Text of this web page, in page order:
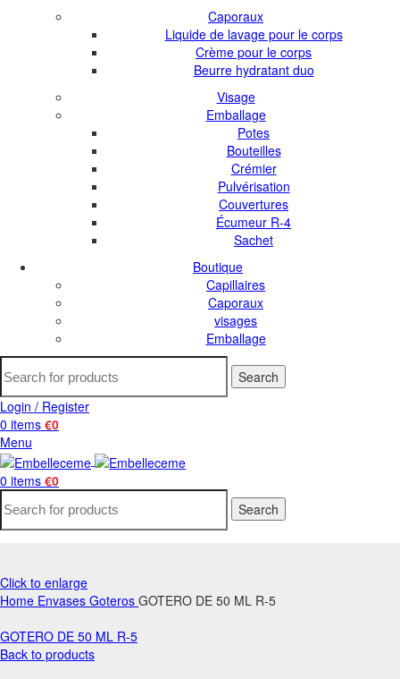
Caporaux
Liquide de lavage pour le corps
Crème pour le corps
Beurre hydratant duo
Visage
Emballage
Potes
Bouteilles
Crémier
Pulvérisation
Couvertures
Écumeur R-4
Sachet
Boutique
Capillaires
Caporaux
visages
Emballage
Search
Login / Register
0 items €0
Menu
0 items €0
Search
Click to enlarge
Home Envases Goteros GOTERO DE 50 ML R-5
GOTERO DE 50 ML R-5
Back to products